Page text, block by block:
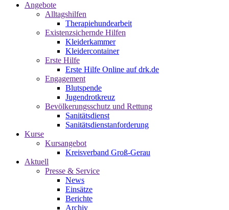
Angebote
Alltagshilfen
Therapiehundearbeit
Existenzsichernde Hilfen
Kleiderkammer
Kleidercontainer
Erste Hilfe
Erste Hilfe Online auf drk.de
Engagement
Blutspende
Jugendrotkreuz
Bevölkerungsschutz und Rettung
Sanitätsdienst
Sanitätsdienstanforderung
Kurse
Kursangebot
Kreisverband Groß-Gerau
Aktuell
Presse & Service
News
Einsätze
Berichte
Archiv